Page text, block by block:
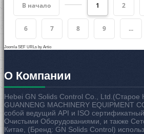
В начало 1 2
6 7 8 9 ...
Joomla SEF URLs by Artio
О Компании
Hebei GN Solids Control Co., Ltd.(Старое
GUANNENG MACHINERY EQUIPMENT
собой ведущий API и ISO
Очистыми Оборудованиями, и также
Китае, (Бренд: GN Solids Control)